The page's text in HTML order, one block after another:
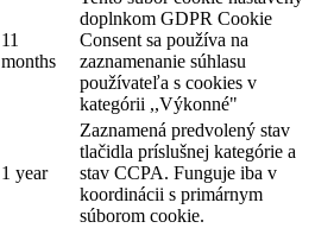
11
months
doplnkom GDPR Cookie
Consent sa používa na
zaznamenanie súhlasu
používateľa s cookies v
kategórii ,,Výkonné"
1 year
Zaznamená predvolený stav
tlačidla príslušnej kategórie a
stav CCPA. Funguje iba v
koordinácii s primárnym
súborom cookie.